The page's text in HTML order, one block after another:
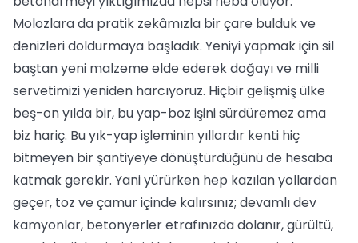
Molozlara da pratik zekâmızla bir çare bulduk ve
denizleri doldurmaya başladık. Yeniyi yapmak için sil
baştan yeni malzeme elde ederek doğayı ve milli
servetimizi yeniden harcıyoruz. Hiçbir gelişmiş ülke
beş-on yılda bir, bu yap-boz işini sürdüremez ama
biz hariç. Bu yık-yap işleminin yıllardır kenti hiç
bitmeyen bir şantiyeye dönüştürdüğünü de hesaba
katmak gerekir. Yani yürürken hep kazılan yollardan
geçer, toz ve çamur içinde kalırsınız; devamlı dev
kamyonlar, betonyerler etrafınızda dolanır, gürültü,